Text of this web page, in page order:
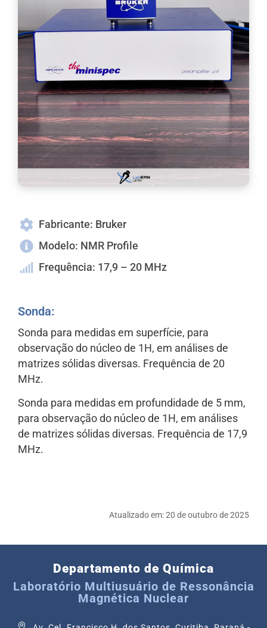
Fabricante: Bruker
Modelo: NMR Profile
Frequência: 17,9 – 20 MHz
Sonda:
Sonda para medidas em superfície, para
observação do núcleo de 1H, em análises de
matrizes sólidas diversas. Frequência de 20
MHz.
Sonda para medidas em profundidade de 5 mm,
para observação do núcleo de 1H, em análises
de matrizes sólidas diversas. Frequência de 17,9
MHz.
Atualizado em:20 de outubro de 2025
Departamento de Química
Laboratório Multiusuário de Ressonância
Magnética Nuclear